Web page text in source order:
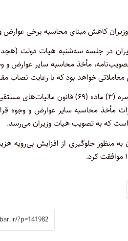
کاهش مبنای محاسبه برخی عوارض
در جلسه سه‌شنبه هیات دولت (هجدهم
مأخذ محاسبه سایر عوارض و وجوه
است که به تصویب هیات وزیران می‌رسد.